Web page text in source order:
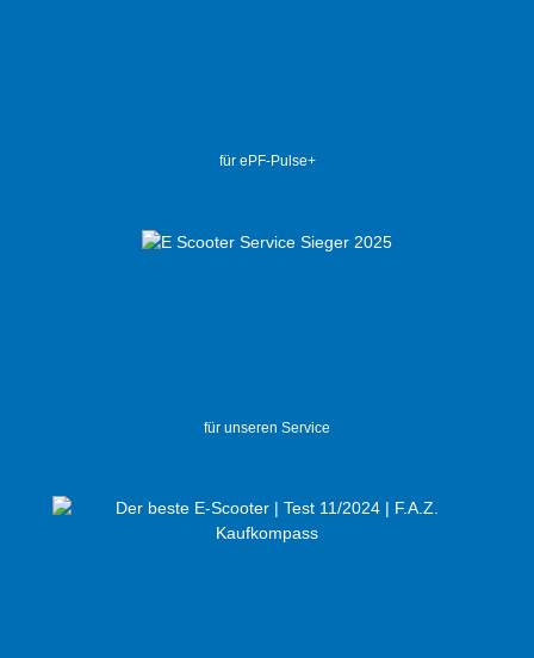
für ePF-Pulse+
für unseren Service